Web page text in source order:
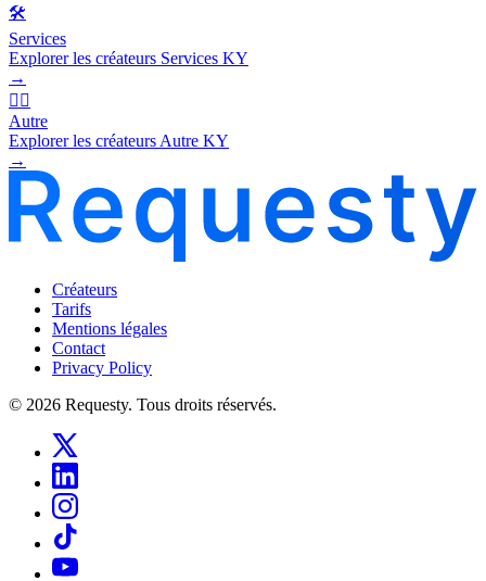
🛠️
Services
Explorer les créateurs Services KY
→
🧜‍♂️
Autre
Explorer les créateurs Autre KY
→
Créateurs
Tarifs
Mentions légales
Contact
Privacy Policy
© 2026 Requesty. Tous droits réservés.